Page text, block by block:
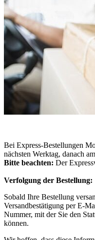
Bei Express-Bestellungen
nächsten Werktag, danach
Bitte beachten: Der
Verfolgung der Bestellung:
Sobald Ihre Bestellung
Versandbestätigung per E-
Nummer, mit der Sie den
können.